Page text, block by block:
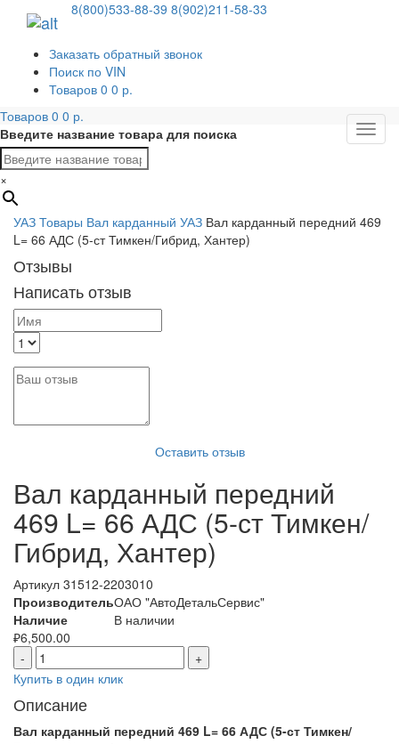
8(800)533-88-39 8(902)211-58-33
Заказать обратный звонок
Поиск по VIN
Товаров 0 0 р.
Меню
Товаров 0 0 р.
Введите название товара для поиска
×
УАЗ Товары Вал карданный УАЗ Вал карданный передний 469
L= 66 АДС (5-ст Тимкен/Гибрид, Хантер)
Отзывы
Написать отзыв
Оставить отзыв
Вал карданный передний
469 L= 66 АДС (5-ст Тимкен/
Гибрид, Хантер)
Артикул 31512-2203010
ПроизводительОАО "АвтоДетальСервис"
Наличие
В наличии
₽6,500.00
-
+
Купить в один клик
Описание
Вал карданный передний 469 L= 66 АДС (5-ст Тимкен/